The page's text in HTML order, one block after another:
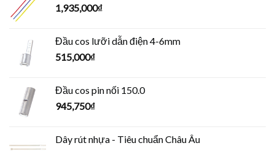
1,935,000₫
Đầu cos lưỡi dẫn điện 4-6mm
515,000₫
Đầu cos pin nối 150.0
945,750₫
Dây rút nhựa - Tiêu chuẩn Châu Âu